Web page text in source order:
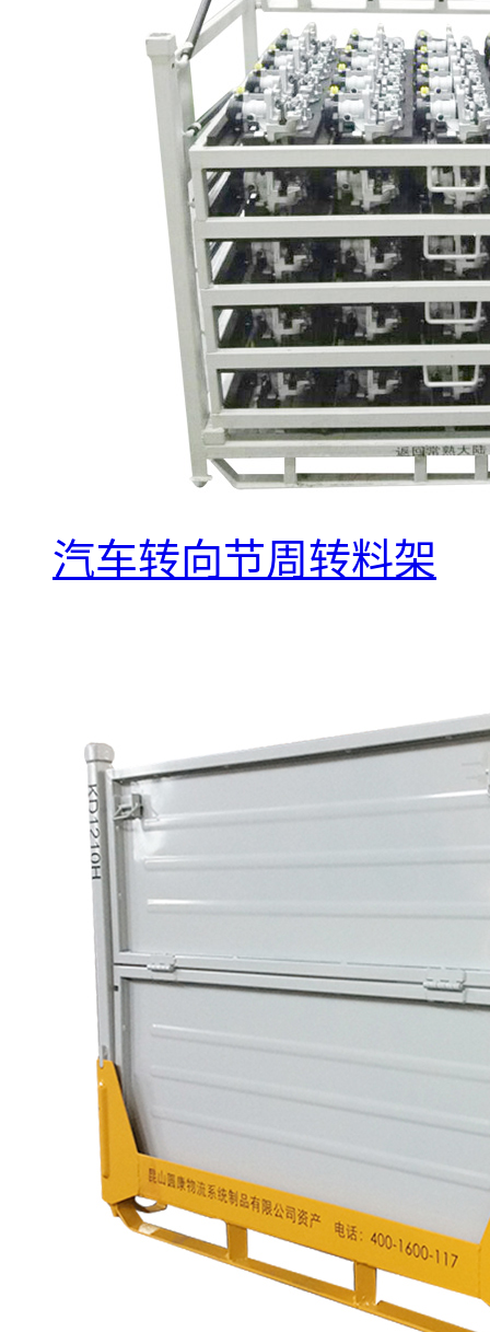
汽车转向节周转料架